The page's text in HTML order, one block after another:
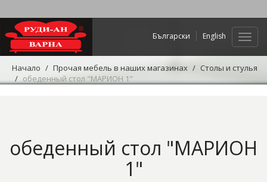
Български English
Начало Прочая мебель в наших магазинах
Столы и стулья
обеденный стол "МАРИОН 1"
обеденный стол "МАРИОН
1"